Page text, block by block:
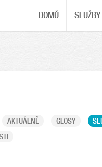
DOMŮ SLUŽBY
AKTUÁLNĚ GLOSY